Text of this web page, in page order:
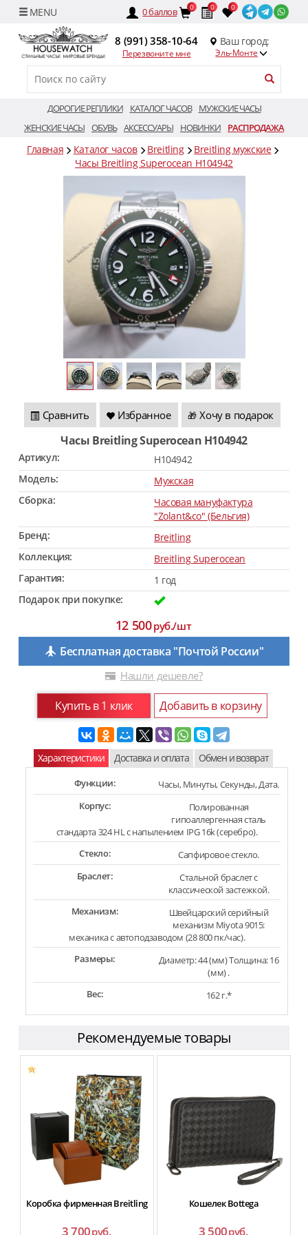
0баллов 0 0 0
8 (991) 358-10-64
Перезвоните мне
Ваш город:
Эль-Монте
ДОРОГИЕ РЕПЛИКИ КАТАЛОГ ЧАСОВ
МУЖСКИЕ ЧАСЫ
ЖЕНСКИЕ ЧАСЫ ОБУВЬ АКСЕССУАРЫ НОВИНКИ РАСПРОДАЖА
Главная Каталог часов Breitling
Breitling мужские
Часы Breitling Superocean H104942
Сравнить Избранное 🎁 Хочу в подарок
Часы Breitling Superocean H104942
Артикул:
H104942
Модель:
Мужская
Сборка:
Часовая мануфактура
"Zolant&co" (Бельгия)
Бренд:
Breitling
Коллекция:
Breitling Superocean
Гарантия:
1 год
Подарок при покупке:
12 500руб./шт
Бесплатная доставка "Почтой России"
Нашли дешевле?
Купить в 1 клик Добавить в корзину
Характеристики Доставка и оплата Обмен и возврат
Функции:
Часы, Минуты, Секунды, Дата.
Корпус:
Полированная
гипоаллергенная сталь
стандарта 324 HL с напылением IPG 16k (серебро).
Стекло:
Сапфировое стекло.
Браслет:
Стальной браслет с
классической застежкой.
Механизм:
Швейцарский серийный
механизм Miyota 9015:
механика с автоподзаводом (28 800 пк/час).
Размеры:
Диаметр: 44 (мм) Толщина: 16
(мм) .
Вес:
162 г.*
Рекомендуемые товары
Коробка фирменная Breitling
3 700руб.
Кошелек Bottega
3 500руб.